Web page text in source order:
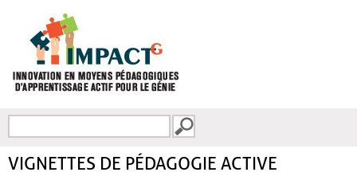
FORMULAIRE DE
VIGNETTES DE PÉDAGOGIE ACTIVE